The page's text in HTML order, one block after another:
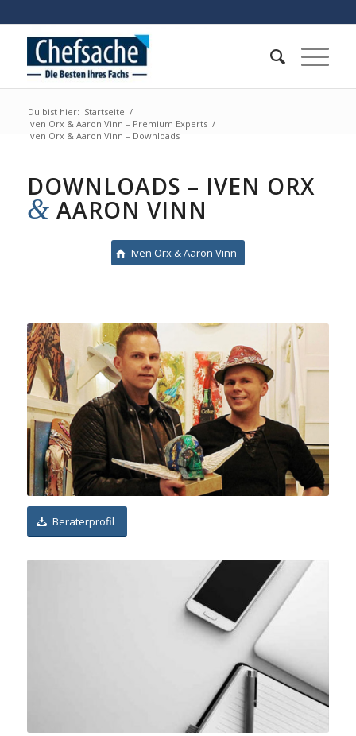
Du bist hier: Startseite /
Iven Orx & Aaron Vinn – Premium Experts /
Iven Orx & Aaron Vinn – Downloads
DOWNLOADS – IVEN ORX
& AARON VINN
Iven Orx & Aaron Vinn
Beraterprofil